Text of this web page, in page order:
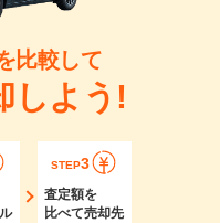
比較して
しよう!
STEP3
査定額を
比べて売却先